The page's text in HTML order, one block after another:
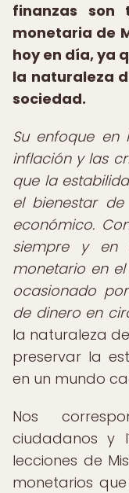
finanzas son
monetaria de
hoy en día, ya
la naturaleza
sociedad.
Su enfoque en
inflación y las
que la
el bienestar
económico.
siempre y en
monetario en
ocasionado
de dinero en
la naturaleza
preservar la
en un mundo
Nos
ciudadanos y
lecciones de
monetarios